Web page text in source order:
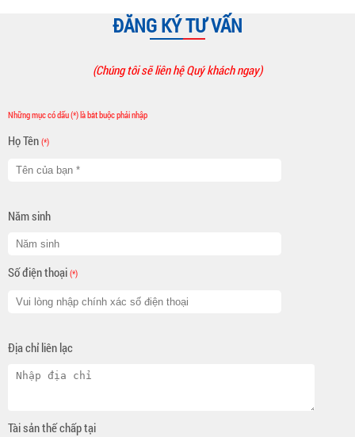
ĐĂNG KÝ TƯ VẤN
(Chúng tôi sẽ liên hệ Quý khách ngay)
Những mục có dấu (*) là bắt buộc phải nhập
Họ Tên (*)
Năm sinh
Số điện thoại (*)
Địa chỉ liên lạc
Tài sản thế chấp tại